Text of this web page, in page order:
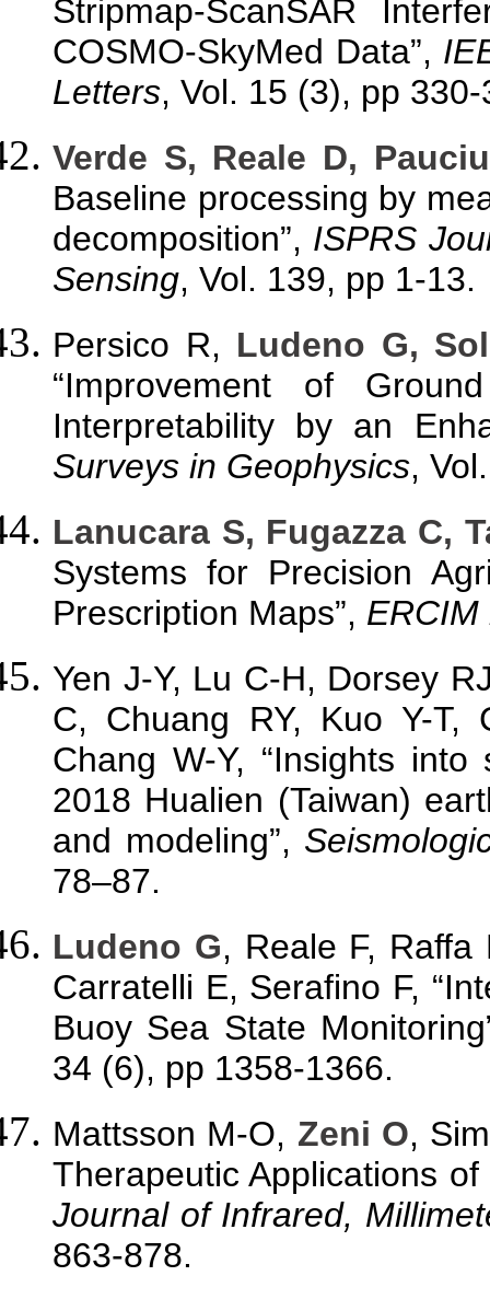
Stripmap-ScanSAR
COSMO-SkyMed Data”,
Letters, Vol. 15 (3), pp
Verde S, Reale D,
Baseline processing by
decomposition”, ISPRS
Sensing, Vol. 139, pp 1-13.
Persico R, Ludeno G,
“Improvement of
Interpretability by an
Surveys in Geophysics,
Lanucara S, Fugazza C,
Systems for Precision
Prescription Maps”, ERCIM
Yen J-Y, Lu C-H, Dorsey
C, Chuang RY, Kuo Y-
Chang W-Y, “Insights
2018 Hualien (Taiwan)
and modeling”,
78–87.
Ludeno G, Reale F,
Carratelli E, Serafino F,
Buoy Sea State
34 (6), pp 1358-1366.
Mattsson M-O, Zeni O,
Therapeutic Applications
Journal of Infrared,
863-878.